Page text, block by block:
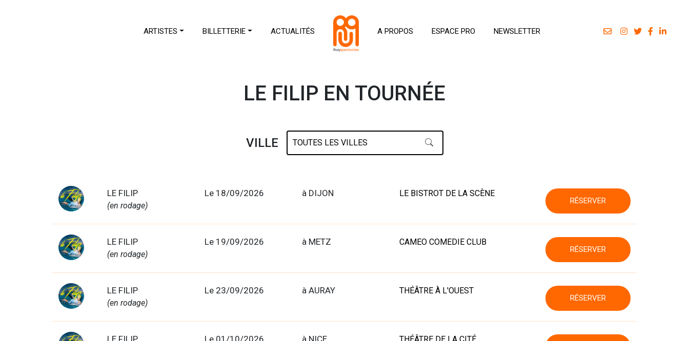
ARTISTES BILLETTERIE ACTUALITÉS A PROPOS ESPACE PRO NEWSLETTER
LE FILIP EN TOURNÉE
VILLE
LE FILIP
(en rodage)
Le 18/09/2026 à DIJON LE BISTROT DE LA SCÈNE
RÉSERVER
LE FILIP
(en rodage)
Le 19/09/2026 à METZ CAMEO COMEDIE CLUB
RÉSERVER
LE FILIP
(en rodage)
Le 23/09/2026 à AURAY THÉÂTRE À L'OUEST
RÉSERVER